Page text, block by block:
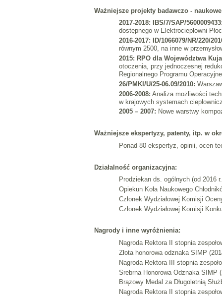
Ważniejsze projekty badawczo -
2017-2018: IBS/7/SAP/
dostępnego w Elektrociepłowni
2016-2017:
ID/1066079/NR/220/
równym 2500, na inne w
2015: RPO dla Województwa
otoczenia, przy jednoczesnej
Regionalnego Programu
26/PMKI/U/25-06.09/2010:
2006-2008: Analiza możliwości
w krajowych systemach
2005 – 2007: Nowe warstwy
Ważniejsze ekspertyzy, patenty, itp. w
Ponad 80 ekspertyz, opinii, ocen
Działalność organizacyjna:
Prodziekan ds. ogólnych (od 2016
Opiekun Koła Naukowego
Członek Wydziałowej Komisji
Członek Wydziałowej Komisji
Nagrody i inne wyróżnienia:
Nagroda Rektora II stopnia
Złota honorowa odznaka SIMP
Nagroda Rektora III stopnia
Srebrna Honorowa Odznaka SIMP
Brązowy Medal za Długoletnią
Nagroda Rektora II stopnia